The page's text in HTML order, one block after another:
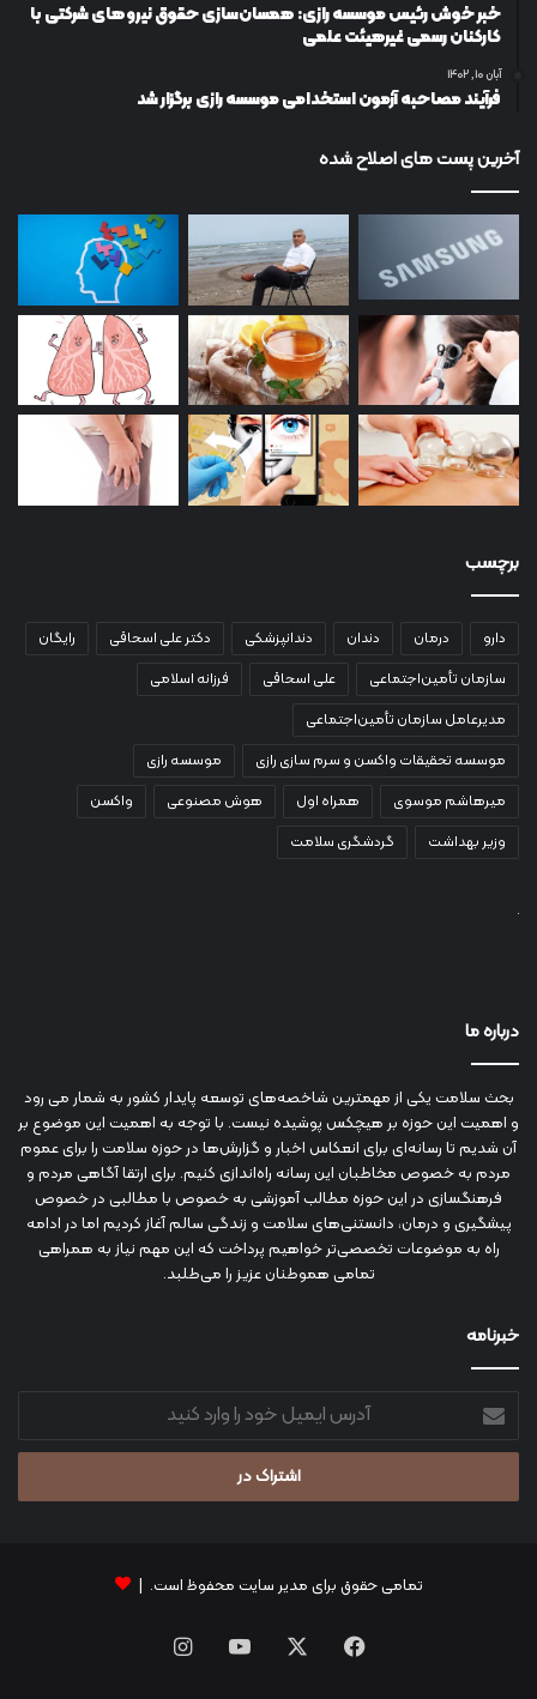
خبر خوش رئیس موسسه رازی: همسان‌سازی حقوق نیروهای شرکتی با
کارکنان رسمی غیرهیئت علمی
آبان ۱۰, ۱۴۰۲
فرآیند مصاحبه آزمون استخدامی موسسه رازی برگزار شد
آخرین پست های اصلاح شده
برچسب
دارو درمان دندان دندانپزشکی دکتر علی اسحاقی
رایگان
سازمان تأمین‌اجتماعی
علی اسحاقی
فرزانه اسلامی
مدیرعامل سازمان تأمین‌اجتماعی
موسسه تحقیقات واکسن و سرم سازی رازی
موسسه رازی
میرهاشم موسوی
همراه اول هوش مصنوعی
واکسن
وزیر بهداشت
گردشگری سلامت
درباره ما
بحث سلامت یکی از مهمترین شاخصه‌های توسعه پایدار کشور به شمار می رود
و اهمیت این حوزه بر هیچکس پوشیده نیست. با توجه به اهمیت این موضوع بر
آن شدیم تا رسانه‌ای برای انعکاس اخبار و گزارش‌ها در حوزه سلامت را برای عموم
مردم به خصوص مخاطبان این رسانه راه‌اندازی کنیم. برای ارتقا آگاهی مردم و
فرهنگسازی در این حوزه مطالب آموزشی به خصوص با مطالبی در خصوص
پیشگیری و درمان، دانستنی‌های سلامت و زندگی سالم آغاز کردیم اما در ادامه
راه به موضوعات تخصصی‌تر خواهیم پرداخت که این مهم نیاز به همراهی
تمامی هموطنان عزیز را می‌طلبد.
خبرنامه
آدرس
ایمیل
خود
وارد
تمامی حقوق برای مدیر سایت محفوظ است. |
فیس
یوتیوب